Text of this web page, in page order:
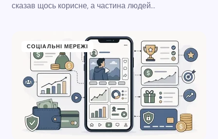
сказав щось корисне, а частина людей…
СОЦІАЛЬНІ МЕРЕЖІ